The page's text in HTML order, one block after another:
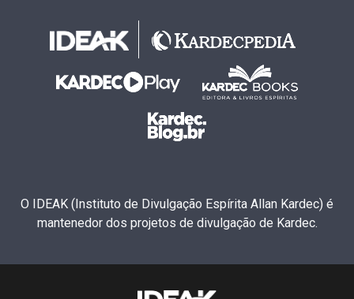
O IDEAK (Instituto de Divulgação Espírita Allan Kardec) é
mantenedor dos projetos de divulgação de Kardec.